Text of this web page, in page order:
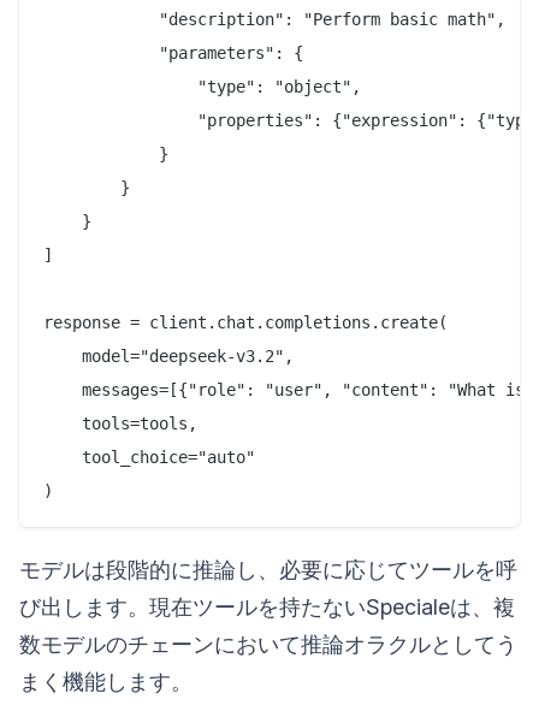
            "description": "Perform basic math",
            "parameters": {
                "type": "object",
"properties": {"expression":
            }
        }
    }
]
response = client.chat.completions.create(
    model="deepseek-v3.2",
messages=[{"role": "user", "content": "What is
    tools=tools,
    tool_choice="auto"
モデルは段階的に推論し、必要に応じてツールを呼
び出します。現在ツールを持たないSpecialeは、複
数モデルのチェーンにおいて推論オラクルとしてう
まく機能します。